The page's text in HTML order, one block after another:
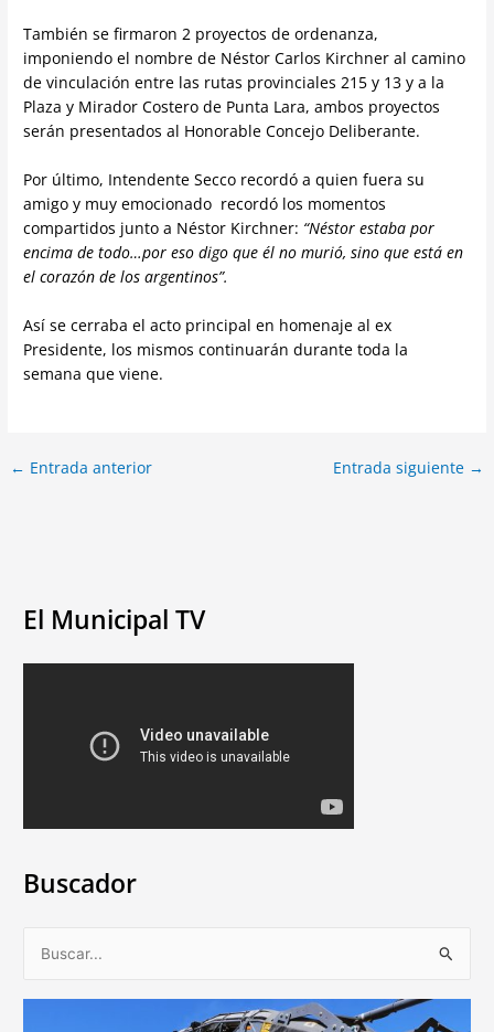
También se firmaron 2 proyectos de ordenanza,
imponiendo el nombre de Néstor Carlos Kirchner al camino
de vinculación entre las rutas provinciales 215 y 13 y a la
Plaza y Mirador Costero de Punta Lara, ambos proyectos
serán presentados al Honorable Concejo Deliberante.
Por último, Intendente Secco recordó a quien fuera su
amigo y muy emocionado recordó los momentos
compartidos junto a Néstor Kirchner: “Néstor estaba por
encima de todo…por eso digo que él no murió, sino que está en
el corazón de los argentinos”.
Así se cerraba el acto principal en homenaje al ex
Presidente, los mismos continuarán durante toda la
semana que viene.
← Entrada anterior Entrada siguiente →
El Municipal TV
Buscador